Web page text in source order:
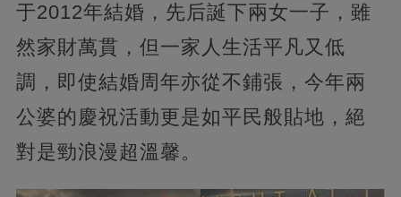
于2012年結婚，先后誕下兩女一子，雖
然家財萬貫，但一家人生活平凡又低
調，即使結婚周年亦從不鋪張，今年兩
公婆的慶祝活動更是如平民般貼地，絕
對是勁浪漫超溫馨。